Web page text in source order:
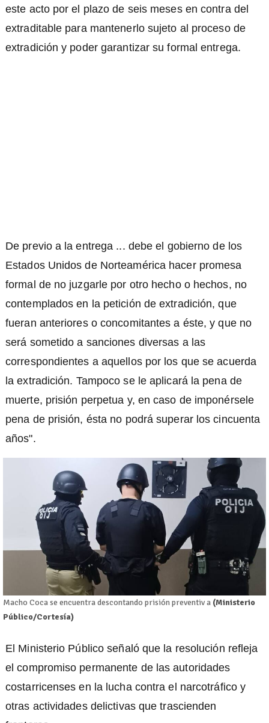
este acto por el plazo de seis meses en contra del
extraditable para mantenerlo sujeto al proceso de
extradición y poder garantizar su formal entrega.
De previo a la entrega ... debe el gobierno de los
Estados Unidos de Norteamérica hacer promesa
formal de no juzgarle por otro hecho o hechos, no
contemplados en la petición de extradición, que
fueran anteriores o concomitantes a éste, y que no
será sometido a sanciones diversas a las
correspondientes a aquellos por los que se acuerda
la extradición. Tampoco se le aplicará la pena de
muerte, prisión perpetua y, en caso de imponérsele
pena de prisión, ésta no podrá superar los cincuenta
años".
Macho Coca se encuentra descontando prisión preventiv a (Ministerio
Público/Cortesía)
El Ministerio Público señaló que la resolución refleja
el compromiso permanente de las autoridades
costarricenses en la lucha contra el narcotráfico y
otras actividades delictivas que trascienden